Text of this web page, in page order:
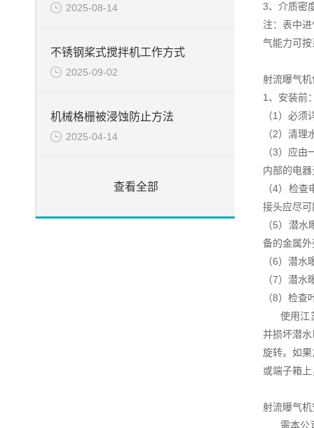
2025-08-14
不锈钢桨式搅拌机工作方式
2025-09-02
机械格栅被浸蚀防止方法
2025-04-14
查看全部
3、介质密
注：表中
气能力可
射流曝气
1、安装前
（1）必
（2）清
（3）应
内部的电
（4）检
接头应尽
（5）潜
备的金属
（6）潜
（7）潜
（8）检查
使用江苏
并损坏潜
旋转。如
或端子箱
射流曝气
需本公司